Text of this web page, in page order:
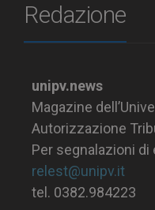
Redazione
unipv.news
Magazine
Autorizzazione
Per segnalazioni di
relest@unipv.it
tel. 0382.984223